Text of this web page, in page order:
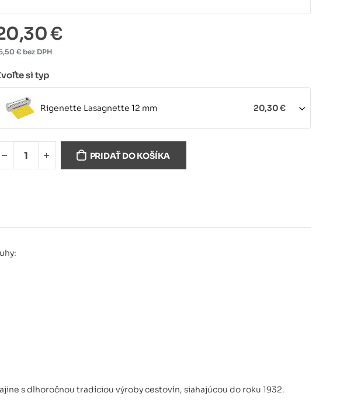
€
€ bez DPH
si typ
Rigenette Lasagnette 12 mm 20,30 €
Pappardelle 32 mmPRIDAŤ DO KOŠÍKA
s dlhoročnou tradíciou výroby cestovín, siahajúcou do roku 1932.